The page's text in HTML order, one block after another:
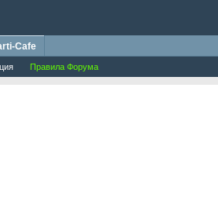
Правила Форума
Cafe